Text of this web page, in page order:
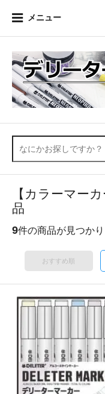
メニュー
【カラーマー
品
9件の商品が見つか
おすすめ順